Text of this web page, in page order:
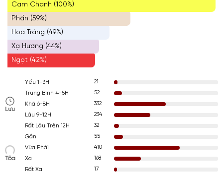
Cam Chanh (100%)
Phấn (59%)
Hoa Trắng (49%)
Xạ Hương (44%)
Ngọt (42%)
Lưu
Yếu 1-3H
21
Trung Bình 4-5H
52
Khá 6-8H
332
Lâu 9-12H
234
Rất Lâu Trên 12H
32
Tỏa
Gần
55
Vừa Phải
410
Xa
168
Rất Xa
17